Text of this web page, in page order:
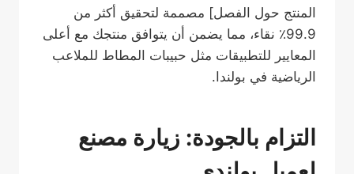
المنتج حول الفصل] مصممة لتحقيق أكثر من
99.9٪ نقاء، مما يضمن أن يتوافق منتجك مع أعلى
المعايير للتطبيقات مثل حبيبات المطاط للملاعب
الرياضية في بولندا.
التزام بالجودة: زيارة مصنع